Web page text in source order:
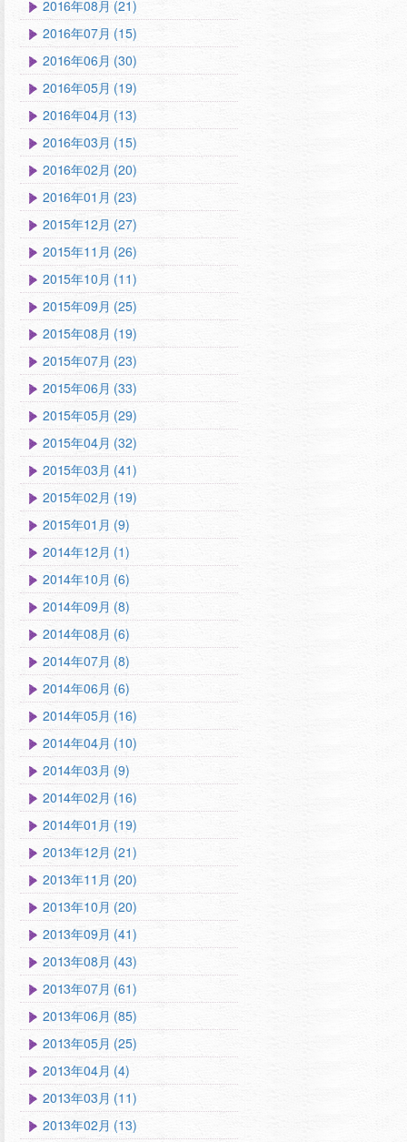
2016年08月 (21)
2016年07月 (15)
2016年06月 (30)
2016年05月 (19)
2016年04月 (13)
2016年03月 (15)
2016年02月 (20)
2016年01月 (23)
2015年12月 (27)
2015年11月 (26)
2015年10月 (11)
2015年09月 (25)
2015年08月 (19)
2015年07月 (23)
2015年06月 (33)
2015年05月 (29)
2015年04月 (32)
2015年03月 (41)
2015年02月 (19)
2015年01月 (9)
2014年12月 (1)
2014年10月 (6)
2014年09月 (8)
2014年08月 (6)
2014年07月 (8)
2014年06月 (6)
2014年05月 (16)
2014年04月 (10)
2014年03月 (9)
2014年02月 (16)
2014年01月 (19)
2013年12月 (21)
2013年11月 (20)
2013年10月 (20)
2013年09月 (41)
2013年08月 (43)
2013年07月 (61)
2013年06月 (85)
2013年05月 (25)
2013年04月 (4)
2013年03月 (11)
2013年02月 (13)